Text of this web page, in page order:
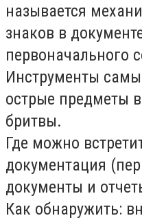
называется
знаков в
первоначального
Инструменты
острые предметы
бритвы.
Где можно
документация
документы и
Как обнаружить: